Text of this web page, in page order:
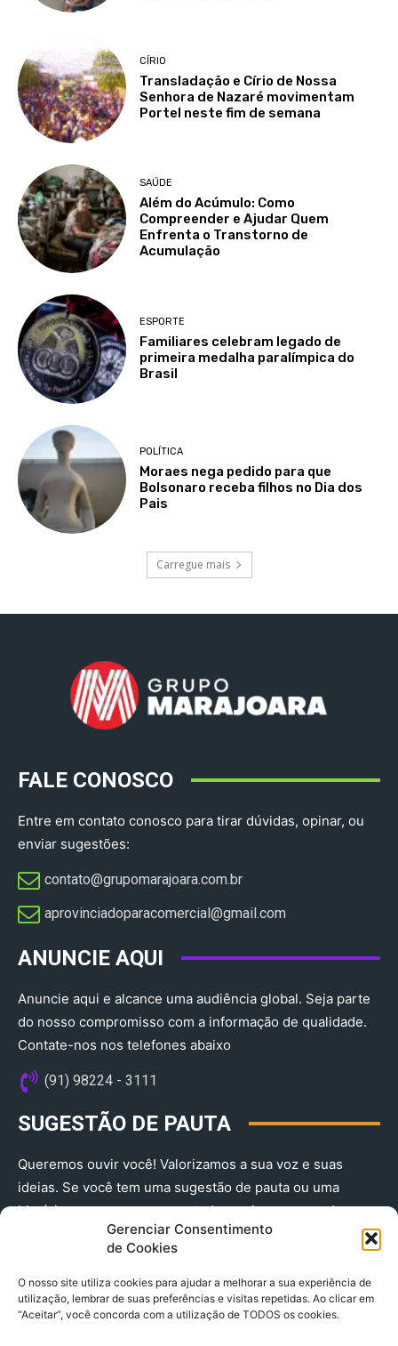
Gerenciar Consentimento
de Cookies
O nosso site utiliza cookies para ajudar a melhorar a sua experiência de
utilização, lembrar de suas preferências e visitas repetidas. Ao clicar em
“Aceitar”, você concorda com a utilização de TODOS os cookies.
CÍRIO
Transladação e Círio de Nossa
Senhora de Nazaré movimentam
Portel neste fim de semana
SAÚDE
Além do Acúmulo: Como
Compreender e Ajudar Quem
Enfrenta o Transtorno de
Acumulação
ESPORTE
Familiares celebram legado de
primeira medalha paralímpica do
Brasil
POLÍTICA
Moraes nega pedido para que
Bolsonaro receba filhos no Dia dos
Pais
Carregue mais
FALE CONOSCO
Entre em contato conosco para tirar dúvidas, opinar, ou
enviar sugestões:
contato@grupomarajoara.com.br
aprovinciadoparacomercial@gmail.com​
ANUNCIE AQUI
Anuncie aqui e alcance uma audiência global. Seja parte
do nosso compromisso com a informação de qualidade.
Contate-nos nos telefones abaixo
(91) 98224 - 3111
SUGESTÃO DE PAUTA
Queremos ouvir você! Valorizamos a sua voz e suas
ideias. Se você tem uma sugestão de pauta ou uma
história que merece ser contada, envie-nos agora!
(91) 98224 - 3111